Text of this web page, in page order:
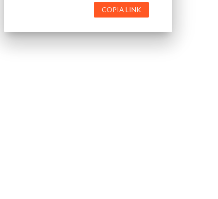
COPIA LINK